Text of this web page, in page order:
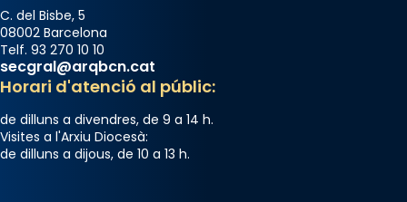
Photo
View on Facebook
C. del Bisbe, 5
08002 Barcelona
Telf. 93 270 10 10
secgral@arqbcn.cat
Horari d'atenció al públic:
de dilluns a divendres, de 9 a 14 h.
Visites a l'Arxiu Diocesà:
de dilluns a dijous, de 10 a 13 h.